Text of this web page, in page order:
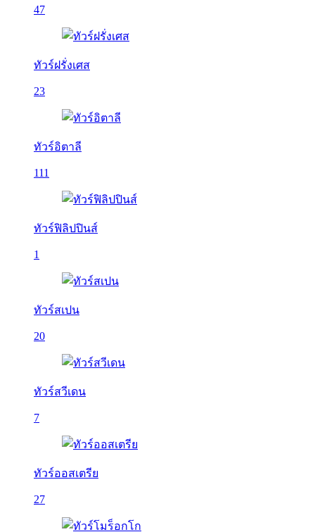
47
ทัวร์ฝรั่งเศส
23
ทัวร์อิตาลี
111
ทัวร์ฟิลิปปินส์
1
ทัวร์สเปน
20
ทัวร์สวีเดน
7
ทัวร์ออสเตรีย
27